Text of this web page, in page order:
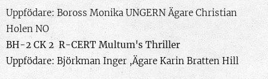
Uppfödare: Boross Monika UNGERN Ägare Christian
Holen NO
BH-2 CK 2 R-CERT Multum's Thriller
Uppfödare: Björkman Inger ,Ägare Karin Bratten Hill